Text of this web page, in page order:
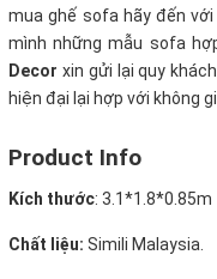
mua ghế sofa hãy đến
mình những mẫu sofa
Decor xin gửi lại quy
hiện đại lại hợp với không
Product Info
Kích thước: 3.1*1.8*0.85m
Chất liệu: Simili Malaysia.